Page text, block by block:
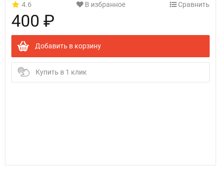
4.6 В избранное Сравнить
400 ₽
Добавить в корзину
Купить в 1 клик